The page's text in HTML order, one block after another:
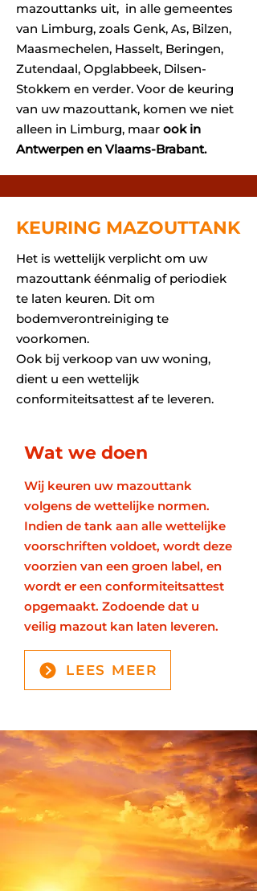
mazouttanks uit, in alle gemeentes
van Limburg, zoals Genk, As, Bilzen,
Maasmechelen, Hasselt, Beringen,
Zutendaal, Opglabbeek, Dilsen-
Stokkem en verder. Voor de keuring
van uw mazouttank, komen we niet
alleen in Limburg, maar ook in
Antwerpen en Vlaams-Brabant.
KEURING MAZOUTTANK
Het is wettelijk verplicht om uw
mazouttank éénmalig of periodiek
te laten keuren. Dit om
bodemverontreiniging te
voorkomen.
Ook bij verkoop van uw woning,
dient u een wettelijk
conformiteitsattest af te leveren.
Wat we doen
Wij keuren uw mazouttank
volgens de wettelijke normen.
Indien de tank aan alle wettelijke
voorschriften voldoet, wordt deze
voorzien van een groen label, en
wordt er een conformiteitsattest
opgemaakt. Zodoende dat u
veilig mazout kan laten leveren.
LEES MEER